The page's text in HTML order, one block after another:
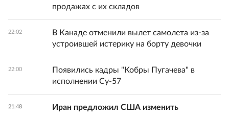
продажах с их складов
22:02
В Канаде отменили вылет самолета из-за
устроившей истерику на борту девочки
22:00
Появились кадры "Кобры Пугачева" в
исполнении Су-57
21:48
Иран предложил США изменить